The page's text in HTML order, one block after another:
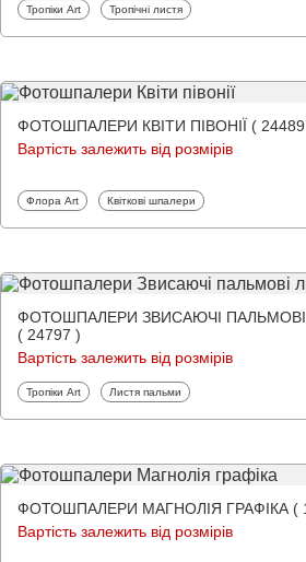
Фотошпалери
Тропіки Art Фотошпалери
Тропічні листя
ФОТОШПАЛЕРИ КВІТИ ПІВОНІЇ (
Вартість залежить від розмірів
Фотошпалери
Флора Art Фотошпалери
Квіткові шпалери
ФОТОШПАЛЕРИ ЗВИСАЮЧІ
( 24797 )
Вартість залежить від розмірів
Фотошпалери
Тропіки Art Фотошпалери
Листя пальми
ФОТОШПАЛЕРИ МАГНОЛІЯ ГРАФІКА (
Вартість залежить від розмірів